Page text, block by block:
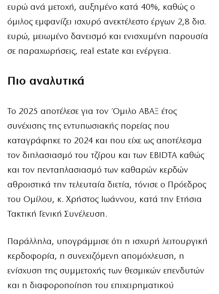
ευρώ ανά μετοχή, αυξημένο κατά 40%, καθώς ο
όμιλος εμφανίζει ισχυρό ανεκτέλεστο έργων 2,8 δισ.
ευρώ, μειωμένο δανεισμό και ενισχυμένη παρουσία
σε παραχωρήσεις, real estate και ενέργεια.
Πιο αναλυτικά
Το 2025 αποτέλεσε για τον Όμιλο ΑΒΑΞ έτος
συνέχισης της εντυπωσιακής πορείας που
καταγράφηκε το 2024 και που είχε ως αποτέλεσμα
τον διπλασιασμό του τζίρου και των EBIDTA καθώς
και τον πενταπλασιασμό των καθαρών κερδών
αθροιστικά την τελευταία διετία, τόνισε ο Πρόεδρος
του Ομίλου, κ. Χρήστος Ιωάννου, κατά την Ετήσια
Τακτική Γενική Συνέλευση.
Παράλληλα, υπογράμμισε ότι η ισχυρή λειτουργική
κερδοφορία, η συνεχιζόμενη απομόχλευση, η
ενίσχυση της συμμετοχής των θεσμικών επενδυτών
και η διαφοροποίηση του επιχειρηματικού